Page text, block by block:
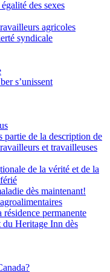
des sexes
agricoles
syndicale
s’unissent
partie de la description de
et travailleuses
de la vérité et de la
dès maintenant!
permanente
Heritage Inn dès